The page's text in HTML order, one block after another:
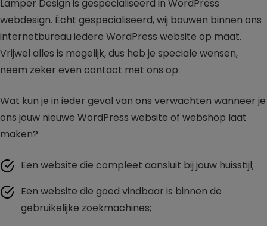
Lamper Design is gespecialiseerd in WordPress
webdesign. Écht gespecialiseerd, wij bouwen binnen ons
internetbureau iedere WordPress website op maat.
Vrijwel alles is mogelijk, dus heb je speciale wensen,
neem zeker even contact met ons op.
Wat kun je in ieder geval van ons verwachten wanneer je
ons jouw nieuwe WordPress website of webshop laat
maken?
Een website die compleet aansluit bij jouw huisstijl;
Een website die goed vindbaar is binnen de
gebruikelijke zoekmachines;